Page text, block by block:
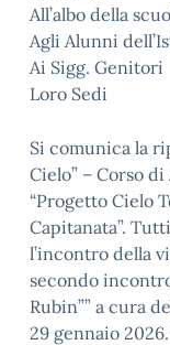
All’albo della
Agli Alunni
Ai Sigg. Genitori
Loro Sedi
Si comunica la
Cielo” – Corso
“Progetto Cielo
Capitanata”.
l’incontro della
secondo
Rubin”” a cura
29 gennaio